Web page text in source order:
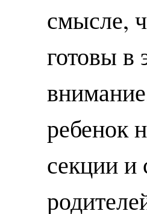
смысле,
готовы в
ребенок
секции и